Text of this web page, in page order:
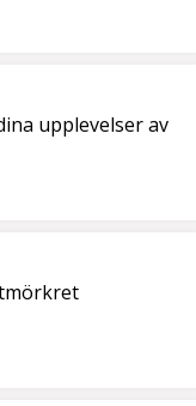
upplevelser av